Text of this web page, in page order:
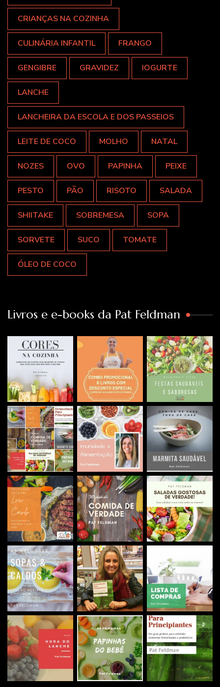
CRIANÇAS NA COZINHA
CULINÁRIA INFANTIL FRANGO
GENGIBRE GRAVIDEZ IOGURTE
LANCHE
LANCHEIRA DA ESCOLA E DOS PASSEIOS
LEITE DE COCO MOLHO NATAL
NOZES OVO PAPINHA PEIXE
PESTO PÃO RISOTO SALADA
SHIITAKE SOBREMESA SOPA
SORVETE SUCO TOMATE
ÓLEO DE COCO
Livros e e-books da Pat Feldman